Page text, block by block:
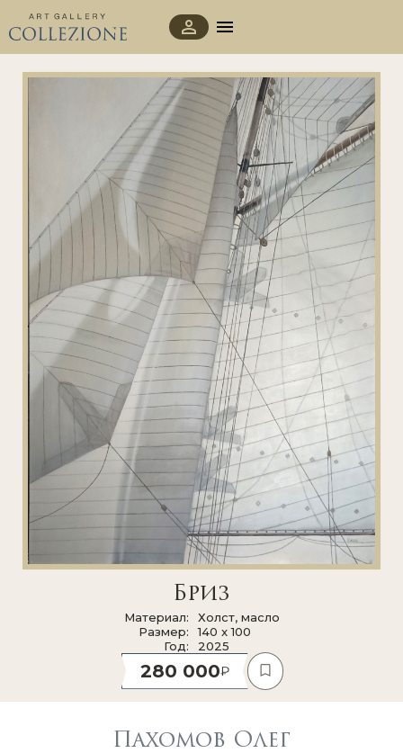
Бриз
Материал
Холст, масло
Размер
140 x 100
Год
2025
280 000
Пахомов Олег